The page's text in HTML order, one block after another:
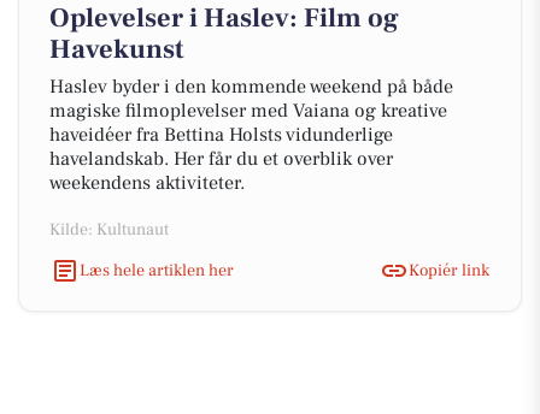
Oplevelser i Haslev: Film og
Havekunst
Haslev byder i den kommende weekend på både
magiske filmoplevelser med Vaiana og kreative
haveidéer fra Bettina Holsts vidunderlige
havelandskab. Her får du et overblik over
weekendens aktiviteter.
Kilde: Kultunaut
Læs hele artiklen her
Kopiér link